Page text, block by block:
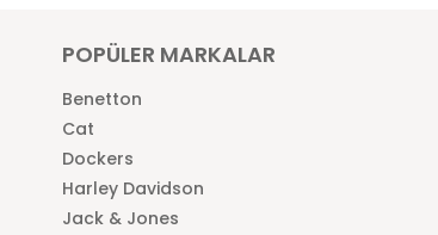
POPÜLER MARKALAR
Benetton
Cat
Dockers
Harley Davidson
Jack & Jones